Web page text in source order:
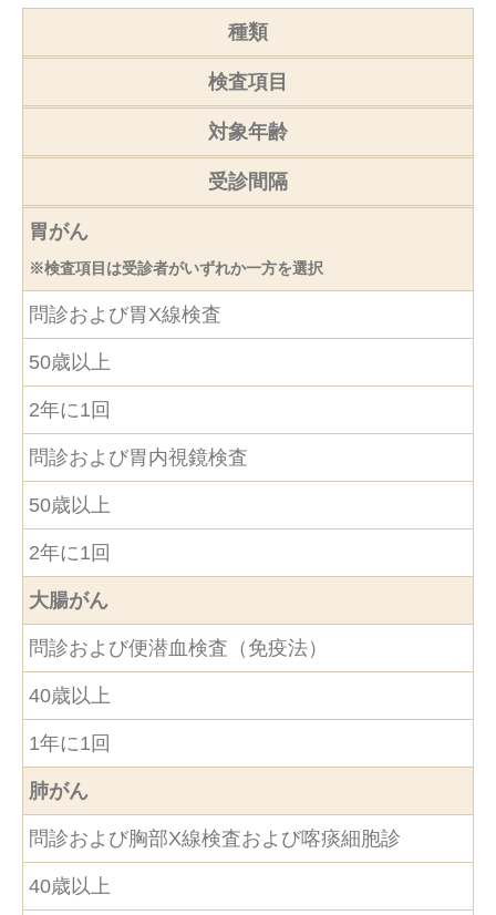
種類
検査項目
対象年齢
受診間隔
胃がん
※検査項目は受診者がいずれか一方を選択
問診および胃X線検査
50歳以上
2年に1回
問診および胃内視鏡検査
50歳以上
2年に1回
大腸がん
問診および便潜血検査（免疫法）
40歳以上
1年に1回
肺がん
問診および胸部X線検査および喀痰細胞診
40歳以上